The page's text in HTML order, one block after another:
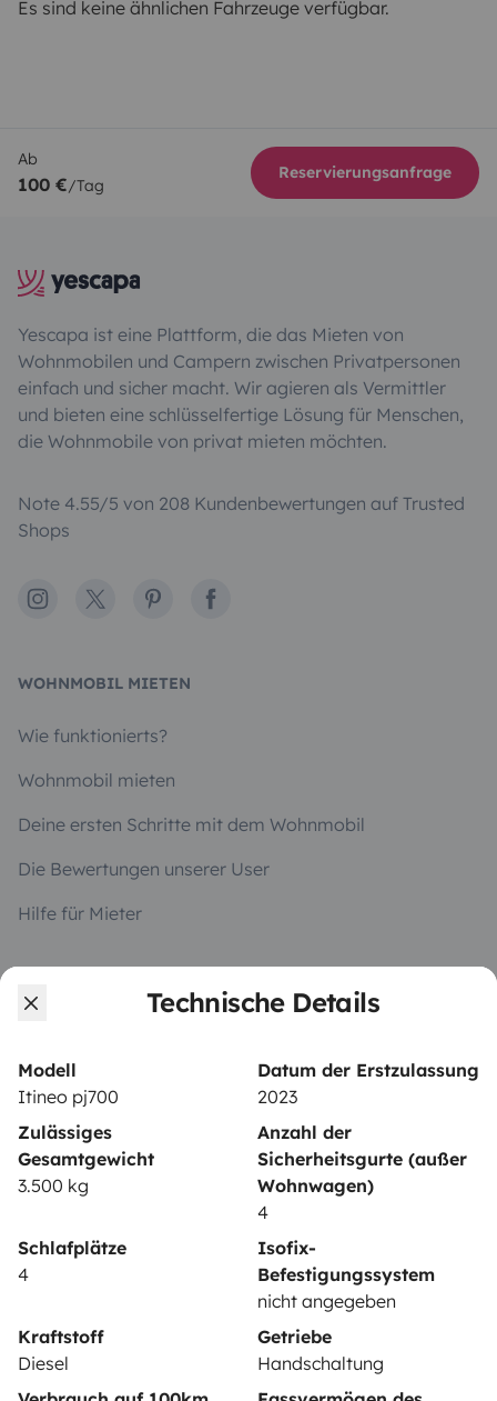
Technische Details
Modell
Itineo pj700
Datum der Erstzulassung
2023
Zulässiges
Gesamtgewicht
3.500 kg
Anzahl der
Sicherheitsgurte (außer
Wohnwagen)
4
Schlafplätze
4
Isofix-
Befestigungssystem
nicht angegeben
Kraftstoff
Diesel
Getriebe
Handschaltung
Es sind keine ähnlichen Fahrzeuge verfügbar.
Ab
100 €/Tag
Reservierungsanfrage
Yescapa ist eine Plattform, die das Mieten von
Wohnmobilen und Campern zwischen Privatpersonen
einfach und sicher macht. Wir agieren als Vermittler
und bieten eine schlüsselfertige Lösung für Menschen,
die Wohnmobile von privat mieten möchten.
Note 4.55/5 von 208 Kundenbewertungen auf Trusted
Shops
Instagram
X PinterestFacebook
WOHNMOBIL MIETEN
Wie funktionierts?
Wohnmobil mieten
Deine ersten Schritte mit dem Wohnmobil
Die Bewertungen unserer User
Hilfe für Mieter
VERMIETER
Mietvertrag
Mietversicherung
Mietpannenhilfe
Sichere Zahlungsweisen Ratenzahlung